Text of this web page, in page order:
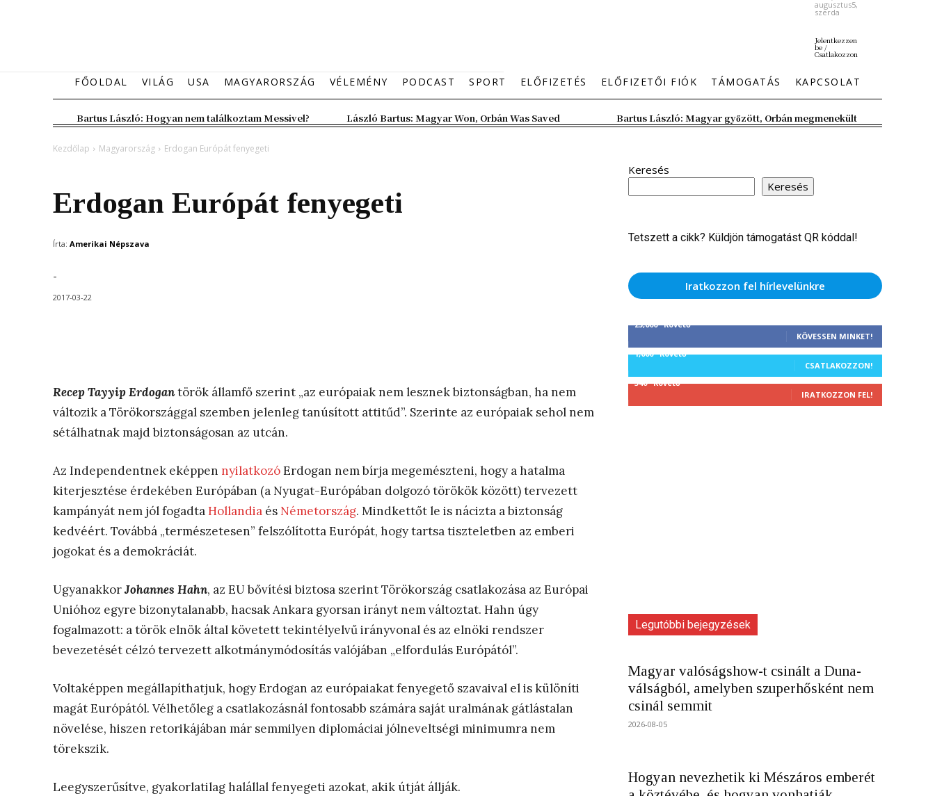
augusztus5,
szerda
Jelentkezzen
be /
Csatlakozzon
FŐOLDAL VILÁG USA MAGYARORSZÁG VÉLEMÉNY PODCAST SPORT ELŐFIZETÉS ELŐFIZETŐI FIÓK TÁMOGATÁS KAPCSOLAT
Bartus László: Hogyan nem találkoztam Messivel? László Bartus: Magyar Won, Orbán Was Saved Bartus László: Magyar győzött, Orbán megmenekült
Kezdőlap Magyarország Erdogan Európát fenyegeti
Erdogan Európát fenyegeti
Írta: Amerikai Népszava
-
2017-03-22
Recep Tayyip Erdogantörök államfő szerint „az európaiak nem lesznek biztonságban, ha nem
változik a Törökországgal szemben jelenleg tanúsított attitűd”. Szerinte az európaiak sehol nem
sétálhatnak majd biztonságosan az utcán.
Az Independentnek eképpen nyilatkozóErdogan nem bírja megemészteni, hogy a hatalma
kiterjesztése érdekében Európában (a Nyugat-Európában dolgozó törökök között) tervezett
kampányát nem jól fogadtaHollandia és Németország. Mindkettőt le is nácizta a biztonság
kedvéért. Továbbá „természetesen” felszólította Európát, hogy tartsa tiszteletben az emberi
jogokat és a demokráciát.
UgyanakkorJohannes Hahn, az EU bővítési biztosa szerint Törökország csatlakozása az Európai
Unióhoz egyre bizonytalanabb, hacsak Ankara gyorsan irányt nem változtat. Hahn úgy
fogalmazott: a török elnök által követett tekintélyelvű irányvonal és az elnöki rendszer
bevezetését célzó tervezett alkotmánymódosítás valójában „elfordulás Európától”.
Voltaképpen megállapíthatjuk, hogy Erdogan az európaiakat fenyegető szavaival el is különíti
magát Európától. Vélhetőleg a csatlakozásnál fontosabb számára saját uralmának gátlástalan
növelése, hiszen retorikájában már semmilyen diplomáciai jólneveltségi minimumra nem
törekszik.
Leegyszerűsítve, gyakorlatilag halállal fenyegeti azokat, akik útját állják.
Keresés
Keresés
Tetszett a cikk? Küldjön támogatást QR kóddal!
Iratkozzon fel hírlevelünkre
25,000 Követő
KÖVESSEN MINKET!
1,000 Követő
CSATLAKOZZON!
340 Követő
IRATKOZZON FEL!
Legutóbbi bejegyzések
Magyar valóságshow-t csinált a Duna-
válságból, amelyben szuperhősként nem
csinál semmit
2026-08-05
Hogyan nevezhetik ki Mészáros emberét